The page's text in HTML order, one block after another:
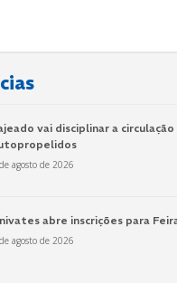
vai disciplinar a circulação
agosto de 2026
abre inscrições para
agosto de 2026